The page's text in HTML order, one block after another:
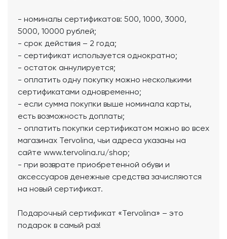
- номиналы сертификатов: 500, 1000, 3000,
5000, 10000 рублей;
- срок действия – 2 года;
- сертификат используется однократно;
- остаток аннулируется;
- оплатить одну покупку можно несколькими
сертификатами одновременно;
- если сумма покупки выше номинала карты,
есть возможность доплаты;
- оплатить покупки сертификатом можно во всех
магазинах Tervolina, чьи адреса указаны на
сайте www.tervolina.ru/shop;
- при возврате приобретенной обуви и
аксессуаров денежные средства зачисляются
на новый сертификат.
Подарочный сертификат «Tervolina» – это
подарок в самый раз!